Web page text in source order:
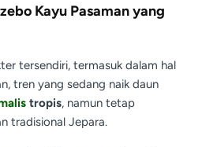
Kayu Pasaman yang
tersendiri, termasuk dalam hal
tren yang sedang naik daun
tropis, namun tetap
tradisional Jepara.